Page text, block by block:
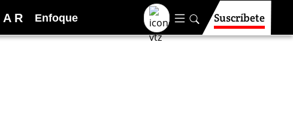
A R Enfoque Suscríbete